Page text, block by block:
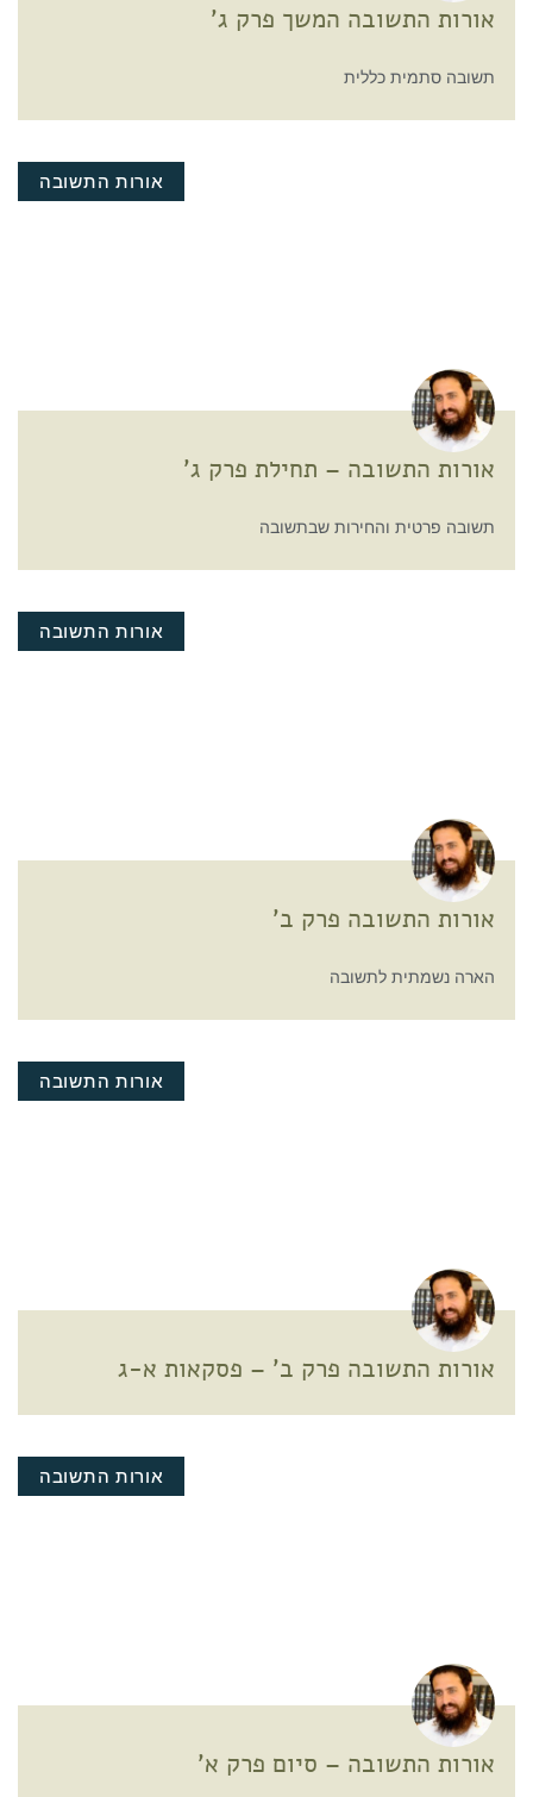
אורות התשובה המשך פרק ג'
תשובה סתמית כללית
אורות התשובה
אורות התשובה – תחילת פרק ג'
תשובה פרטית והחירות שבתשובה
אורות התשובה
אורות התשובה פרק ב'
הארה נשמתית לתשובה
אורות התשובה
אורות התשובה פרק ב' – פסקאות א-ג
אורות התשובה
אורות התשובה – סיום פרק א'